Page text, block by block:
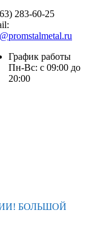
283-60-25
График работы
Пн-Вс: с 09:00 до
20:00
БОЛЬШОЙ